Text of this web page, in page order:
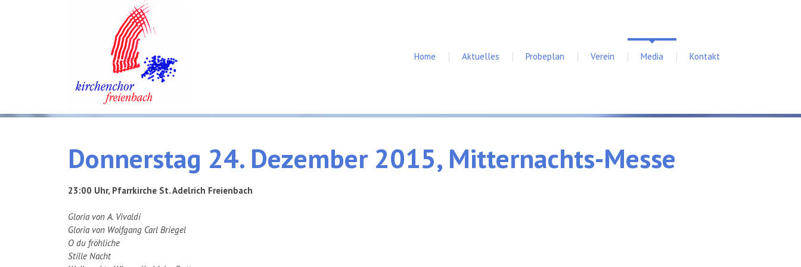
Home Aktuelles Probeplan Verein Media Kontakt
Donnerstag 24. Dezember 2015, Mitternachts-Messe
23:00 Uhr, Pfarrkirche St. Adelrich Freienbach
Gloria von A. Vivaldi
Gloria von Wolfgang Carl Briegel
O du fröhliche
Stille Nacht